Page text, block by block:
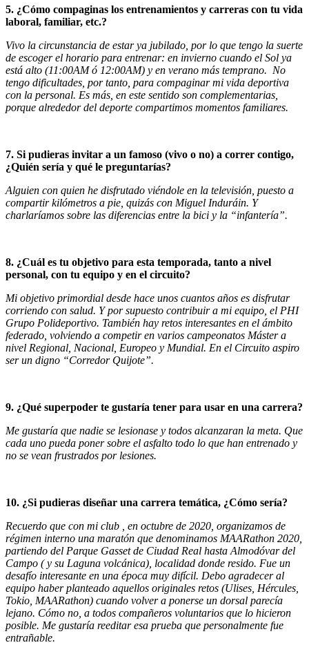
5. ¿Cómo compaginas los entrenamientos y carreras con tu vida
laboral, familiar, etc.?
Vivo la circunstancia de estar ya jubilado, por lo que tengo la suerte
de escoger el horario para entrenar: en invierno cuando el Sol ya
está alto (11:00AM ó 12:00AM) y en verano más temprano. No
tengo dificultades, por tanto, para compaginar mi vida deportiva
con la personal. Es más, en este sentido son complementarias,
porque alrededor del deporte compartimos momentos familiares.
7. Si pudieras invitar a un famoso (vivo o no) a correr contigo,
¿Quién sería y qué le preguntarías?
Alguien con quien he disfrutado viéndole en la televisión, puesto a
compartir kilómetros a pie, quizás con Miguel Induráin. Y
charlaríamos sobre las diferencias entre la bici y la “infantería”.
8. ¿Cuál es tu objetivo para esta temporada, tanto a nivel
personal, con tu equipo y en el circuito?
Mi objetivo primordial desde hace unos cuantos años es disfrutar
corriendo con salud. Y por supuesto contribuir a mi equipo, el PHI
Grupo Polideportivo. También hay retos interesantes en el ámbito
federado, volviendo a competir en varios campeonatos Máster a
nivel Regional, Nacional, Europeo y Mundial. En el Circuito aspiro
ser un digno “Corredor Quijote”.
9. ¿Qué superpoder te gustaría tener para usar en una carrera?
Me gustaría que nadie se lesionase y todos alcanzaran la meta. Que
cada uno pueda poner sobre el asfalto todo lo que han entrenado y
no se vean frustrados por lesiones.
10. ¿Si pudieras diseñar una carrera temática, ¿Cómo sería?
Recuerdo que con mi club , en octubre de 2020, organizamos de
régimen interno una maratón que denominamos MAARathon 2020,
partiendo del Parque Gasset de Ciudad Real hasta Almodóvar del
Campo ( y su Laguna volcánica), localidad donde resido. Fue un
desafío interesante en una época muy difícil. Debo agradecer al
equipo haber planteado aquellos originales retos (Ulises, Hércules,
Tokio, MAARathon) cuando volver a ponerse un dorsal parecía
lejano. Cómo no, a todos compañeros voluntarios que lo hicieron
posible. Me gustaría reeditar esa prueba que personalmente fue
entrañable.